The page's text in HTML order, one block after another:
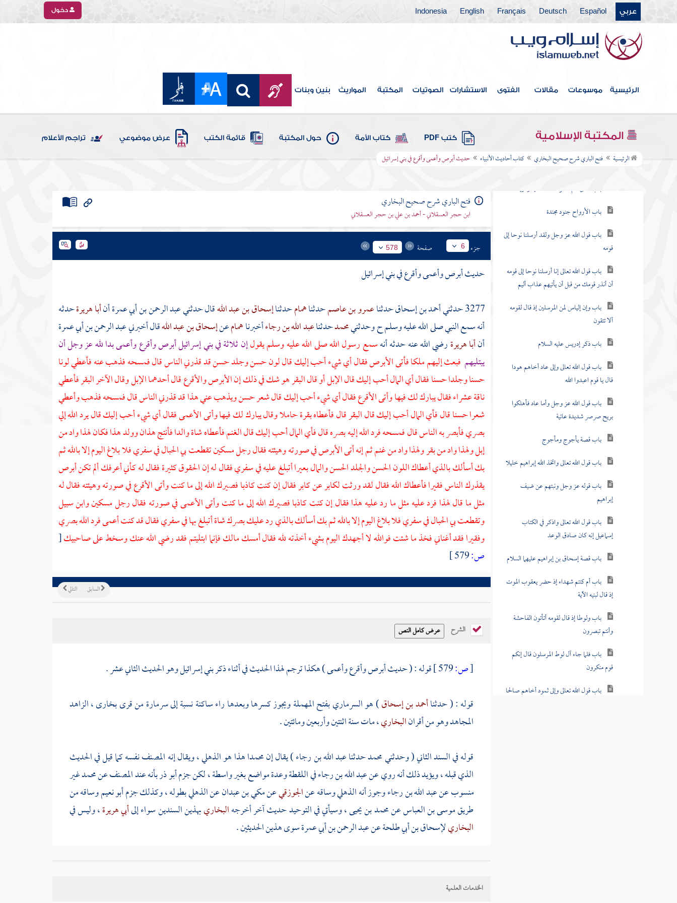
عربي Español
Deutsch
Français
English
Indonesia دخول
الرئيسية موسوعات مقالات الفتوى الاستشارات الصوتيات المكتبة المواريث بنين وبنات
المكتبة الإسلامية كتب PDF كتاب الأمة حول المكتبة قائمة الكتب عرض موضوعي تراجم الأعلام
الرئيسية فتح الباري شرح صحيح البخاري كتاب أحاديث الأنبياء حديث أبرص وأعمى وأقرع في بني إسرائيل
كتاب الشروط
كتاب الوصايا
كتاب الجهاد والسير
كتاب فرض الخمس
كتاب الجزية
كتاب بدء الخلق
كتاب أحاديث الأنبياء
باب الأرواح جنود مجندة
باب قول الله عز وجل ولقد أرسلنا نوحا إلى
قومه
أن أنذر قومك من قبل أن يأتيهم عذاب أليم
باب وإن إلياس لمن المرسلين إذ قال لقومه
ألا تتقون
باب قول الله تعالى وإلى عاد أخاهم هودا
قال يا قوم اعبدوا الله
باب قول الله عز وجل وأما عاد فأهلكوا
بريح صرصر شديدة عاتية
باب قول الله تعالى واتخذ الله إبراهيم خليلا
باب قوله عز وجل ونبئهم عن ضيف
إبراهيم
باب قول الله تعالى واذكر في الكتاب
إسماعيل إنه كان صادق الوعد
باب أم كنتم شهداء إذ حضر يعقوب الموت
إذ قال لبنيه الآية
وأنتم تبصرون
قوم منكرون
فتح الباري شرح صحيح البخاري
ابن حجر العسقلاني - أحمد بن علي بن حجر العسقلاني
جزء 6 صفحة 578
حديث أبرص وأعمى وأقرع فيبني إسرائيل
3277 حدثني
أحمد بن إسحاقحدثناعمرو بن عاصمحدثناهمامحدثناإسحاق بن عبد اللهقال حدثنيعبد الرحمن بن أبي عمرةأنأبا هريرةحدثه
أنه سمع النبي صلى الله عليه وسلم ح وحدثنيمحمدحدثناعبد الله بن رجاءأخبرناهمامعنإسحاق بن عبد اللهقال أخبرنيعبد الرحمن بن أبي عمرة
أنأبا هريرةرضي الله عنه حدثه أنهسمع رسول الله صلى الله عليه وسلم يقولإن ثلاثة فيبني إسرائيلأبرص وأقرع وأعمى بدا لله عز وجل أن
يبتليهم فبعث إليهم ملكا فأتى الأبرص فقال أي شيء أحب إليك قال لون حسن وجلد حسن قد قذرني الناس قال فمسحه فذهب عنه فأعطي لونا
حسنا وجلدا حسنا فقال أي المال أحب إليك قال الإبل أو قال البقر هو شك في ذلك إن الأبرص والأقرع قال أحدهما الإبل وقال الآخر البقر فأعطي
ناقة عشراء فقال يبارك لك فيها وأتى الأقرع فقال أي شيء أحب إليك قال شعر حسن ويذهب عني هذا قد قذرني الناس قال فمسحه فذهب وأعطي
شعرا حسنا قال فأي المال أحب إليك قال البقر قال فأعطاه بقرة حاملا وقال يبارك لك فيها وأتى الأعمى فقال أي شيء أحب إليك قال يرد الله إلي
بصري فأبصر به الناس قال فمسحه فرد الله إليه بصره قال فأي المال أحب إليك قال الغنم فأعطاه شاة والدا فأنتج هذان وولد هذا فكان لهذا واد من
إبل ولهذا واد من بقر ولهذا واد من غنم ثم إنه أتى الأبرص في صورته وهيئته فقال رجل مسكين تقطعت بي الحبال في سفري فلا بلاغ اليوم إلا بالله ثم
بك أسألك بالذي أعطاك اللون الحسن والجلد الحسن والمال بعيرا أتبلغ عليه في سفري فقال له إن الحقوق كثيرة فقال له كأني أعرفك ألم تكن أبرص
يقذرك الناس فقيرا فأعطاك الله فقال لقد ورثت لكابر عن كابر فقال إن كنت كاذبا فصيرك الله إلى ما كنت وأتى الأقرع في صورته وهيئته فقال له
مثل ما قال لهذا فرد عليه مثل ما رد عليه هذا فقال إن كنت كاذبا فصيرك الله إلى ما كنت وأتى الأعمى في صورته فقال رجل مسكين وابن سبيل
وتقطعت بي الحبال في سفري فلا بلاغ اليوم إلا بالله ثم بك أسألك بالذي رد عليك بصرك شاة أتبلغ بها في سفري فقال قد كنت أعمى فرد الله بصري
وفقيرا فقد أغناني فخذ ما شئت فوالله لا أجهدك اليوم بشيء أخذته لله فقال أمسك مالك فإنما ابتليتم فقد رضي الله عنك وسخط على صاحبيك[
ص:
التالي السابق
الشرح
[ص: قوله : ( حديث أبرص وأقرع وأعمى ) هكذا ترجم لهذا الحديث في أثناء ذكربني إسرائيلوهو الحديث الثاني عشر .
قوله : ( حدثناأحمد بن إسحاق) هو السرماري بفتح المهملة ويجوز كسرها وبعدها راء ساكنة نسبة إلىسرمارةمن قرىبخارى، الزاهد
المجاهد وهو من أقرانالبخاري، مات سنة اثنتين وأربعين ومائتين .
قوله في السند الثاني ( وحدثنيمحمدحدثناعبد الله بن رجاء) يقال إنمحمداهذا هوالذهلي، ويقال إنه المصنف نفسه كما قيل في الحديث
الذي قبله ، ويؤيد ذلك أنه روي عنعبد الله بن رجاءفي اللقطة وعدة مواضع بغير واسطة ، لكن جزمأبو ذربأنه عند المصنف عنمحمدغير
منسوب عنعبد الله بن رجاءوجوز أنهالذهليوساقه عنالجوزقيعنمكي بن عبدانعنالذهليبطوله ، وكذلك جزمأبو نعيموساقه من
طريقموسى بن العباسعنمحمد بن يحيى، وسيأتي في التوحيد حديث آخر أخرجهالبخاريبهذين السندين سواء إلىأبي هريرة، وليس في
البخاريلإسحاق بن أبي طلحةعنعبد الرحمن بن أبي عمرةسوى هذين الحديثين .
قوله : ( عنإسحاق بن عبد الله) هو ابن أبي طلحة صرح بهشيبانفي روايته عنهمامعندمسلموالإسماعيلي.
الخدمات العلمية